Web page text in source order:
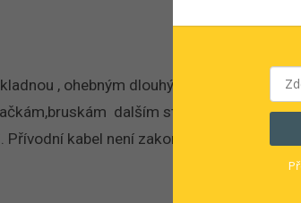
, ohebným dlouhým krkem , délka
dalším stojanovým
kabel není zakončen vidlicovou